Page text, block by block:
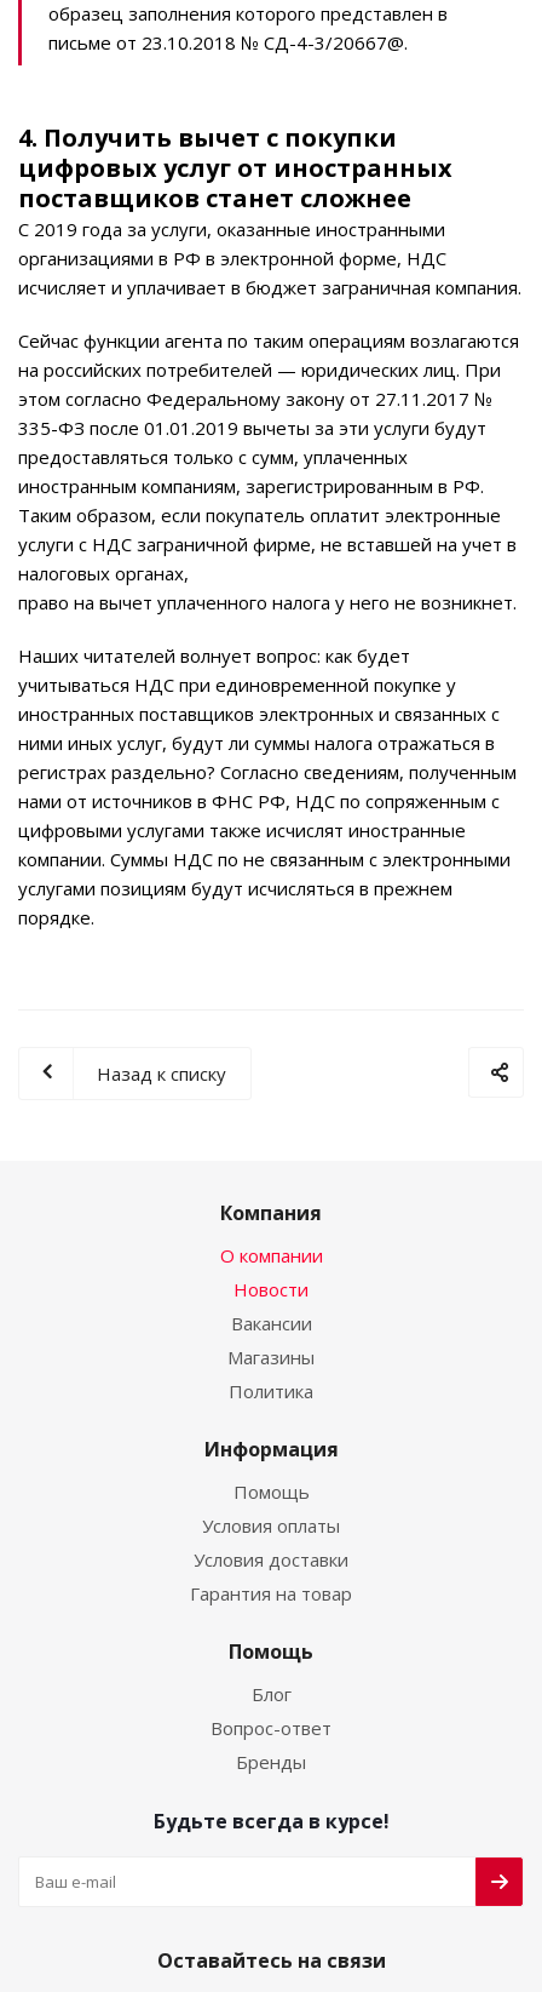
образец заполнения которого представлен в
письме от 23.10.2018 № СД-4-3/20667@.
4. Получить вычет с покупки
цифровых услуг от иностранных
поставщиков станет сложнее
С 2019 года за услуги, оказанные иностранными
организациями в РФ в электронной форме, НДС
исчисляет и уплачивает в бюджет заграничная компания.
Сейчас функции агента по таким операциям возлагаются
на российских потребителей — юридических лиц. При
этом согласно Федеральному закону от 27.11.2017 №
335-ФЗ после 01.01.2019 вычеты за эти услуги будут
предоставляться только с сумм, уплаченных
иностранным компаниям, зарегистрированным в РФ.
Таким образом, если покупатель оплатит электронные
услуги с НДС заграничной фирме, не вставшей на учет в
налоговых органах,
право на вычет уплаченного налога у него не возникнет.
Наших читателей волнует вопрос: как будет
учитываться НДС при единовременной покупке у
иностранных поставщиков электронных и связанных с
ними иных услуг, будут ли суммы налога отражаться в
регистрах раздельно? Согласно сведениям, полученным
нами от источников в ФНС РФ, НДС по сопряженным с
цифровыми услугами также исчислят иностранные
компании. Cуммы НДС по не связанным с электронными
услугами позициям будут исчисляться в прежнем
порядке.
Назад к списку
Компания
О компании
Новости
Вакансии
Магазины
Политика
Информация
Помощь
Условия оплаты
Условия доставки
Гарантия на товар
Помощь
Блог
Вопрос-ответ
Бренды
Будьте всегда в курсе!
Оставайтесь на связи